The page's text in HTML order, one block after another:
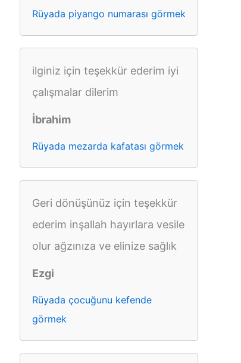
Rüyada piyango numarası görmek
ilginiz için teşekkür ederim iyi
çalışmalar dilerim
İbrahim
Rüyada mezarda kafatası görmek
Geri dönüşünüz için teşekkür
ederim inşallah hayırlara vesile
olur ağzınıza ve elinize sağlık
Ezgi
Rüyada çocuğunu kefende
görmek